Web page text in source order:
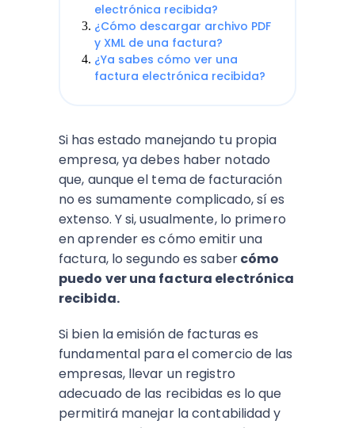
electrónica recibida?
¿Cómo descargar archivo PDF
y XML de una factura?
¿Ya sabes cómo ver una
factura electrónica recibida?
Si has estado manejando tu propia
empresa, ya debes haber notado
que, aunque el tema de facturación
no es sumamente complicado, sí es
extenso. Y si, usualmente, lo primero
en aprender es cómo emitir una
factura, lo segundo es sabercómo
puedo ver una factura electrónica
recibida.
Si bien la emisión de facturas es
fundamental para el comercio de las
empresas, llevar un registro
adecuado de las recibidas es lo que
permitirá manejar la contabilidad y